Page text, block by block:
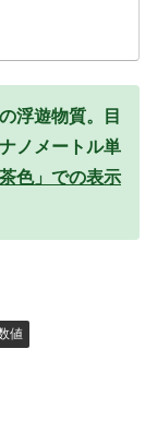
浮遊物質。目
ノメートル単
色」での表示
値